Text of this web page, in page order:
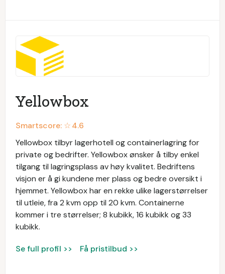
Yellowbox
Smartscore: ☆4.6
Yellowbox tilbyr lagerhotell og containerlagring for
private og bedrifter. Yellowbox ønsker å tilby enkel
tilgang til lagringsplass av høy kvalitet. Bedriftens
visjon er å gi kundene mer plass og bedre oversikt i
hjemmet. Yellowbox har en rekke ulike lagerstørrelser
til utleie, fra 2 kvm opp til 20 kvm. Containerne
kommer i tre størrelser; 8 kubikk, 16 kubikk og 33
kubikk.
Se full profil >> Få pristilbud >>